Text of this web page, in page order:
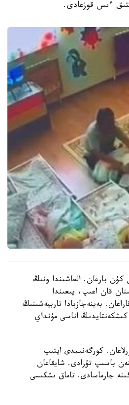
ءىس قوزعادى.
كۇن بارعان. العاشىندا ونىڭ
قان اعىپ، يىعىندا
بەينەجازبادا تاربيەشىنىڭ
كىشكەنتايدىڭ اناسى مۇنداي
كورگەنىمدى ايتىپ
باسىپ تۇرادى. شايقاعان
جارماسادى. تاماق ىشكىسى